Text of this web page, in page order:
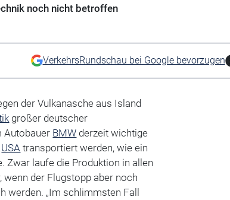
noch nicht betroffen
VerkehrsRundschau bei Google bevorzugen
der Vulkanasche aus Island
großer deutscher
Autobauer BMW derzeit wichtige
USA transportiert werden, wie ein
Zwar laufe die Produktion in allen
der Flugstopp aber noch
werden. „Im schlimmsten Fall